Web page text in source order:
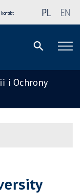
kontakt PL EN
i Ochrony